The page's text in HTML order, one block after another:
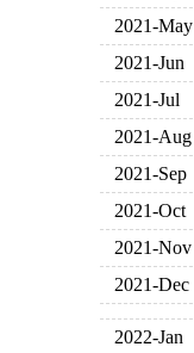
2021-May
2021-Jun
2021-Jul
2021-Aug
2021-Sep
2021-Oct
2021-Nov
2021-Dec
2022-Jan